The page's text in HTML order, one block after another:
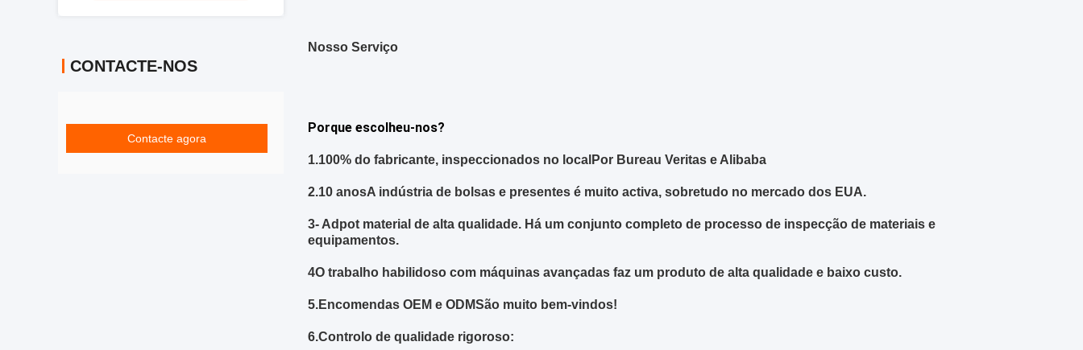
CONTACTE-NOS
Contacte agora
Nosso Serviço
Porque escolheu-nos?
1.100% do fabricante, inspeccionados no local Por Bureau Veritas e Alibaba
2.10 anosA indústria de bolsas e presentes é muito activa, sobretudo no mercado dos EUA.
3- Adpot material de alta qualidade. Há um conjunto completo de processo de inspecção de materiais e
equipamentos.
4O trabalho habilidoso com máquinas avançadas faz um produto de alta qualidade e baixo custo.
5.Encomendas OEM e ODMSão muito bem-vindos!
6.Controlo de qualidade rigoroso: